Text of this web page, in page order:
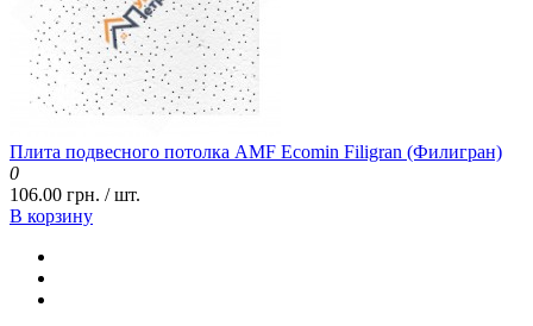
Плита подвесного потолка AMF Ecomin Filigran (Филигран)
0
106.00 грн. / шт.
В корзину